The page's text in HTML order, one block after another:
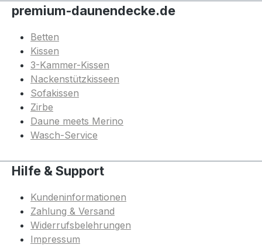
premium-daunendecke.de
Betten
Kissen
3-Kammer-Kissen
Nackenstützkisseen
Sofakissen
Zirbe
Daune meets Merino
Wasch-Service
Hilfe & Support
Kundeninformationen
Zahlung & Versand
Widerrufsbelehrungen
Impressum